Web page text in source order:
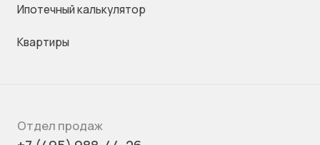
Ипотечный калькулятор
Квартиры
Отдел продаж